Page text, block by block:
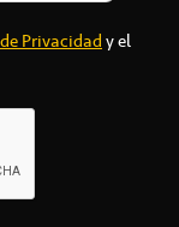
Privacidady el